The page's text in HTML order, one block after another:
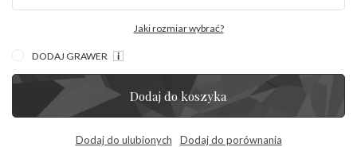
Jaki rozmiar wybrać?
DODAJ GRAWER
Dodaj do koszyka
Dodaj do ulubionych Dodaj do porównania